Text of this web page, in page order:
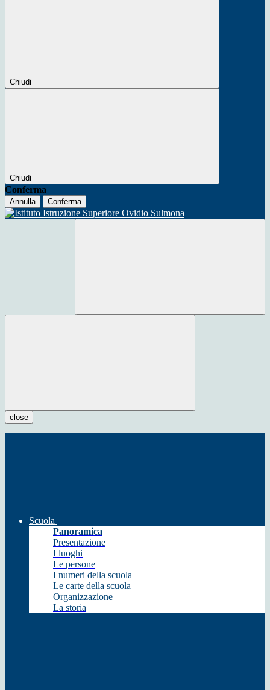
Chiudi
Chiudi
Conferma
Annulla Conferma
close
Scuola
Panoramica
Presentazione
I luoghi
Le persone
I numeri della scuola
Le carte della scuola
Organizzazione
La storia